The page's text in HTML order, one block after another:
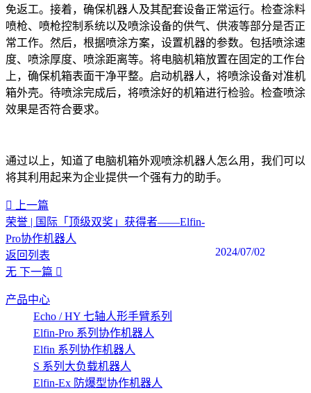
免返工。接着，确保机器人及其配套设备正常运行。检查涂料
喷枪、喷枪控制系统以及喷涂设备的供气、供液等部分是否正
常工作。然后，根据喷涂方案，设置机器的参数。包括喷涂速
度、喷涂厚度、喷涂距离等。将电脑机箱放置在固定的工作台
上，确保机箱表面干净平整。启动机器人，将喷涂设备对准机
箱外壳。待喷涂完成后，将喷涂好的机箱进行检验。检查喷涂
效果是否符合要求。
通过以上，知道了电脑机箱外观喷涂机器人怎么用，我们可以
将其利用起来为企业提供一个强有力的助手。
上一篇
荣誉 | 国际「顶级双奖」获得者——Elfin-
Pro协作机器人
2024/07/02
返回列表
无 下一篇
产品中心
Echo / HY 七轴人形手臂系列
Elfin-Pro 系列协作机器人
Elfin 系列协作机器人
S 系列大负载机器人
Elfin-Ex 防爆型协作机器人